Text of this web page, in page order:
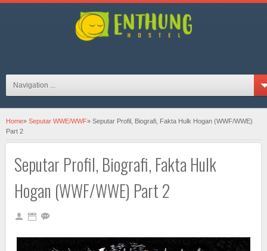
Navigation ...
Home» Seputar WWE/WWF» Seputar Profil, Biografi, Fakta Hulk Hogan (WWF/WWE)
Part 2
Seputar Profil, Biografi, Fakta Hulk
Hogan (WWF/WWE) Part 2